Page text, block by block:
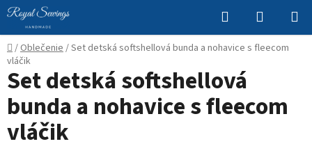
Prejsť
na
obsah
Hľadať
KOŠÍK
Domov
/Oblečenie/Set detská softshellová bunda a nohavice s fleecom
vláčik
Set detská softshellová
bunda a nohavice s fleecom
vláčik